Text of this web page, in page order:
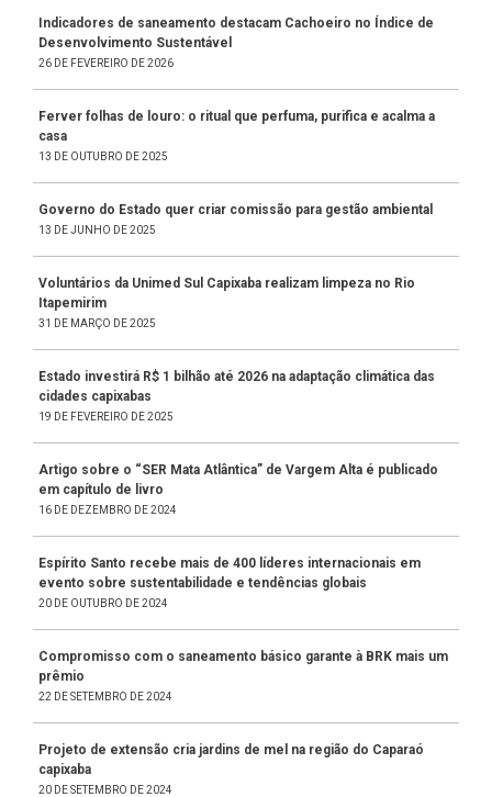
Indicadores de saneamento destacam Cachoeiro no Índice de
Desenvolvimento Sustentável
26 DE FEVEREIRO DE 2026
Ferver folhas de louro: o ritual que perfuma, purifica e acalma a
casa
13 DE OUTUBRO DE 2025
Governo do Estado quer criar comissão para gestão ambiental
13 DE JUNHO DE 2025
Voluntários da Unimed Sul Capixaba realizam limpeza no Rio
Itapemirim
31 DE MARÇO DE 2025
Estado investirá R$ 1 bilhão até 2026 na adaptação climática das
cidades capixabas
19 DE FEVEREIRO DE 2025
Artigo sobre o “SER Mata Atlântica” de Vargem Alta é publicado
em capítulo de livro
16 DE DEZEMBRO DE 2024
Espírito Santo recebe mais de 400 líderes internacionais em
evento sobre sustentabilidade e tendências globais
20 DE OUTUBRO DE 2024
Compromisso com o saneamento básico garante à BRK mais um
prêmio
22 DE SETEMBRO DE 2024
Projeto de extensão cria jardins de mel na região do Caparaó
capixaba
20 DE SETEMBRO DE 2024